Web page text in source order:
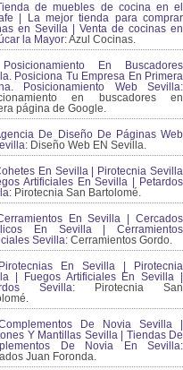
de muebles de cocina en el
| La mejor tienda para comprar
en Sevilla | Venta de cocinas en
la Mayor:Azul Cocinas.
En Buscadores
Posiciona Tu Empresa En Primera
Posicionamiento Web Sevilla:
en buscadores en
página de Google.
De Diseño De Páginas Web
Diseño Web EN Sevilla.
En Sevilla | Pirotecnia Sevilla
Artificiales En Sevilla | Petardos
Pirotecnia San Bartolomé.
En Sevilla | Cercados
En Sevilla | Cerramientos
Sevilla: Cerramientos Gordo.
En Sevilla | Pirotecnia
| Fuegos Artificiales En Sevilla |
Sevilla: Pirotecnia San
De Novia Sevilla |
Y Mantillas Sevilla | Tiendas De
De Novia En Sevilla:
Juan Foronda.